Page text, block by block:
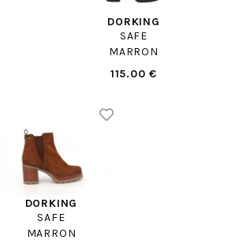
DORKING
SAFE
MARRON
115.00 €
DORKING
SAFE
MARRON